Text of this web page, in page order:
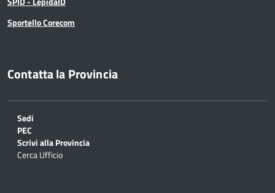
Sportello Corecom
Contatta la Provincia
Sedi
PEC
Scrivi alla Provincia
Cerca Ufficio